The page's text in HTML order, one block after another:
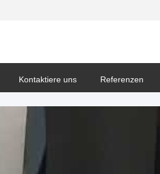
Kontaktiere uns Referenzen